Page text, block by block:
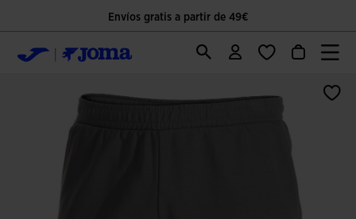
Envíos gratis a partir de 49€